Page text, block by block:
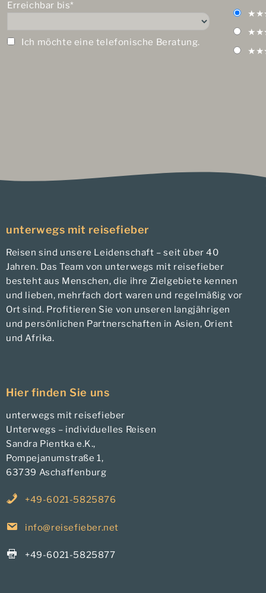
Erreichbar bis*
Ich möchte eine telefonische Beratung.
unterwegs mit reisefieber
Reisen sind unsere Leidenschaft – seit über 40
Jahren. Das Team von unterwegs mit reisefieber
besteht aus Menschen, die ihre Zielgebiete kennen
und lieben, mehrfach dort waren und regelmäßig vor
Ort sind. Profitieren Sie von unseren langjährigen
und persönlichen Partnerschaften in Asien, Orient
und Afrika.
Hier finden Sie uns
unterwegs mit reisefieber
Unterwegs – individuelles Reisen
Sandra Pientka e.K.,
Pompejanumstraße 1,
63739 Aschaffenburg
+49-6021-5825876
info@reisefieber.net
+49-6021-5825877